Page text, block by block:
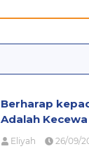
Berharap
Adalah
Eliyah 26/09/